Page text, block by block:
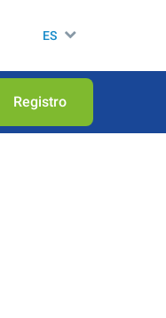
ES
Registro